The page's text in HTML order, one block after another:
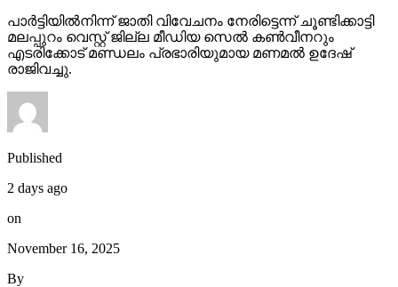
പാര്‍ട്ടിയില്‍നിന്ന് ജാതി വിവേചനം നേരിട്ടെന്ന് ചൂണ്ടിക്കാട്ടി
മലപ്പുറം വെസ്റ്റ് ജില്ല മീഡിയ സെല്‍ കണ്‍വീനറും
എടരിക്കോട് മണ്ഡലം പ്രഭാരിയുമായ മണമല്‍ ഉദേഷ്
രാജിവച്ചു.
Published
2 days ago
on
November 16, 2025
By